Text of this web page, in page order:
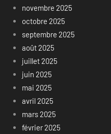
novembre 2025
octobre 2025
septembre 2025
août 2025
juillet 2025
juin 2025
mai 2025
avril 2025
mars 2025
février 2025